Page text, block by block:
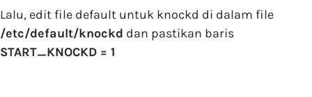
Lalu, edit file default untuk knockd di dalam file
/etc/default/knockd dan pastikan baris
START_KNOCKD = 1